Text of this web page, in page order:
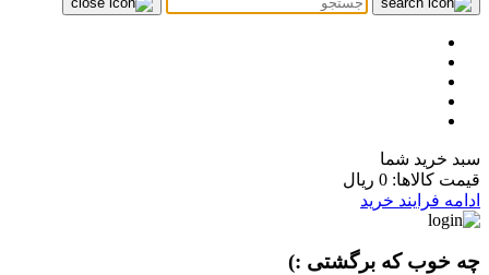
سبد خرید شما
قیمت کالاها: 0 ریال
ادامه فرایند خرید
چه خوب که برگشتی :)